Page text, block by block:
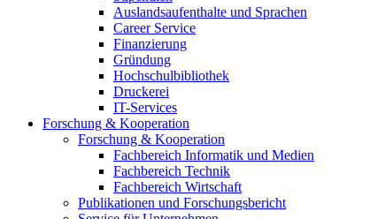
Auslandsaufenthalte und Sprachen
Career Service
Finanzierung
Gründung
Hochschulbibliothek
Druckerei
IT-Services
Forschung & Kooperation
Forschung & Kooperation
Fachbereich Informatik und Medien
Fachbereich Technik
Fachbereich Wirtschaft
Publikationen und Forschungsbericht